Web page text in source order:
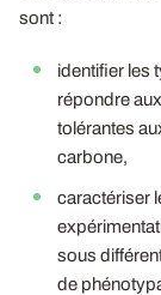
sont :
identifier les
répondre
tolérantes
carbone,
caractériser
sous
de